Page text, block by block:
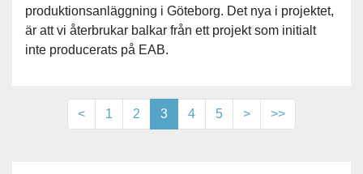
produktionsanläggning i Göteborg. Det nya i projektet,
är att vi återbrukar balkar från ett projekt som initialt
inte producerats på EAB.
< 1 2 3 4 5 > >>